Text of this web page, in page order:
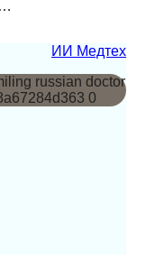
ИИ Медтех